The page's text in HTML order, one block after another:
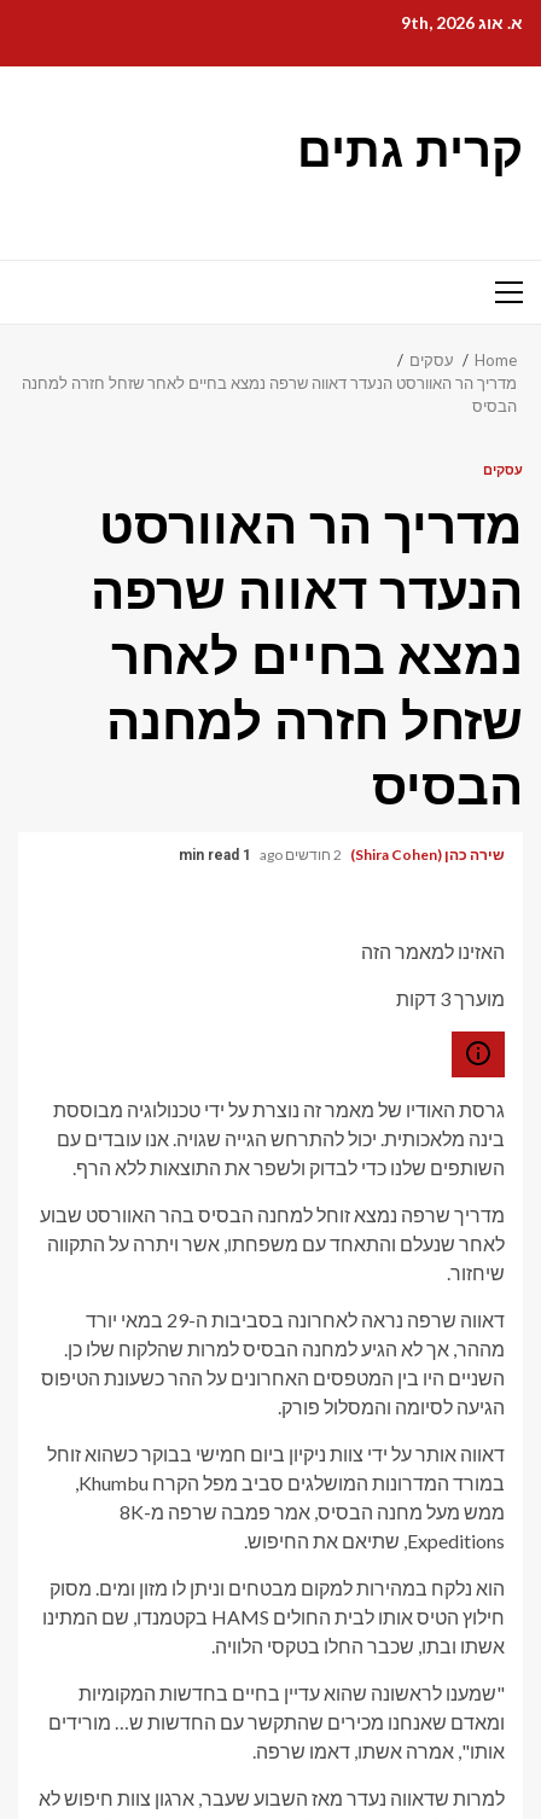
content
א. אוג 9th, 2026
קרית גתים
Primary
Home
עסקים
מדריך הר האוורסט הנעדר דאווה שרפה נמצא בחיים לאחר שזחל חזרה למחנה
הבסיס
עסקים
מדריך הר האוורסט
הנעדר דאווה שרפה
נמצא בחיים לאחר
שזחל חזרה למחנה
הבסיס
שירה כהן (Shira Cohen) 2 חודשים ago 1 min read
האזינו למאמר הזה
מוערך 3 דקות
גרסת האודיו של מאמר זה נוצרת על ידי טכנולוגיה מבוססת
בינה מלאכותית. יכול להתרחש הגייה שגויה. אנו עובדים עם
השותפים שלנו כדי לבדוק ולשפר את התוצאות ללא הרף.
מדריך שרפה נמצא זוחל למחנה הבסיס בהר האוורסט שבוע
לאחר שנעלם והתאחד עם משפחתו, אשר ויתרה על התקווה
שיחזור.
דאווה שרפה נראה לאחרונה בסביבות ה-29 במאי יורד
מההר, אך לא הגיע למחנה הבסיס למרות שהלקוח שלו כן.
השניים היו בין המטפסים האחרונים על ההר כשעונת הטיפוס
הגיעה לסיומה והמסלול פורק.
דאווה אותר על ידי צוות ניקיון ביום חמישי בבוקר כשהוא זוחל
במורד המדרונות המושלגים סביב מפל הקרח Khumbu,
ממש מעל מחנה הבסיס, אמר פמבה שרפה מ-8K
Expeditions, שתיאם את החיפוש.
הוא נלקח במהירות למקום מבטחים וניתן לו מזון ומים. מסוק
חילוץ הטיס אותו לבית החולים HAMS בקטמנדו, שם המתינו
אשתו ובתו, שכבר החלו בטקסי הלוויה.
"שמענו לראשונה שהוא עדיין בחיים בחדשות המקומיות
ומאדם שאנחנו מכירים שהתקשר עם החדשות ש… מורידים
אותו", אמרה אשתו, דאמו שרפה.
למרות שדאווה נעדר מאז השבוע שעבר, ארגון צוות חיפוש לא